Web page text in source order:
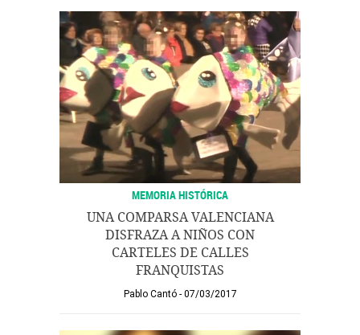
MEMORIA HISTÓRICA
UNA COMPARSA VALENCIANA
DISFRAZA A NIÑOS CON
CARTELES DE CALLES
FRANQUISTAS
Pablo Cantó 07/03/2017